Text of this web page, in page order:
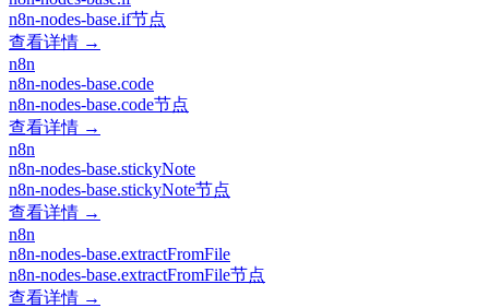
n8n-nodes-base.if节点
查看详情 →
n8n
n8n-nodes-base.code
n8n-nodes-base.code节点
查看详情 →
n8n
n8n-nodes-base.stickyNote
n8n-nodes-base.stickyNote节点
查看详情 →
n8n
n8n-nodes-base.extractFromFile
n8n-nodes-base.extractFromFile节点
查看详情 →